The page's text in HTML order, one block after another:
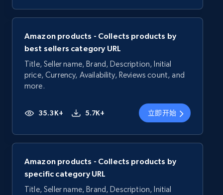
Amazon products - Collects products by
best sellers category URL
Title, Seller name, Brand, Description, Initial
price, Currency, Availability, Reviews count, and
more.
35.3K+ 5.7K+ 立即开始
Amazon products - Collects products by
specific category URL
Title, Seller name, Brand, Description, Initial